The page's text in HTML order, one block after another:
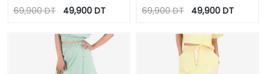
bande à la taille croisée
69,900DT 49,900DT
bande à la taille croisée
69,900DT 49,900 DT